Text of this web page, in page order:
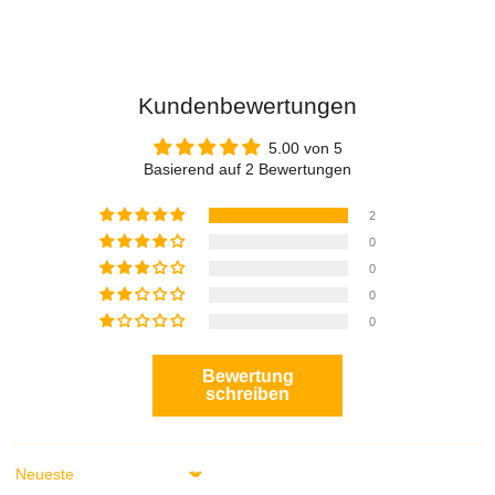
Kundenbewertungen
5.00 von 5
Basierend auf 2 Bewertungen
2
0
0
0
0
Bewertung
schreiben
Sort by